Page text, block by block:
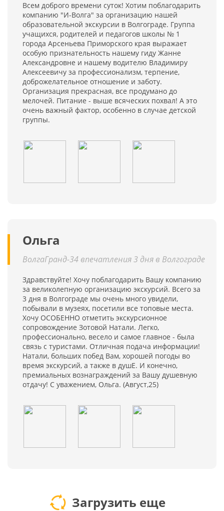
Всем доброго времени суток! Хотим поблагодарить
компанию "И-Волга" за организацию нашей
образовательной экскурсии в Волгограде. Группа
учащихся, родителей и педагогов школы № 1
города Арсеньева Приморского края выражает
особую признательность нашему гиду Жанне
Александровне и нашему водителю Владимиру
Алексеевичу за профессионализм, терпение,
доброжелательное отношение и заботу.
Организация прекрасная, все продумано до
мелочей. Питание - выше всяческих похвал! А это
очень важный фактор, особенно в случае детской
группы.
Ольга
ВолгаГранд-34 впечатления 3 дня в Волгограде
Здравствуйте! Хочу поблагодарить Вашу компанию
за великолепную организацию экскурсий. Всего за
3 дня в Волгограде мы очень много увидели,
побывали в музеях, посетили все топовые места.
Хочу ОСОБЕННО отметить экскурсионное
сопровождение Зотовой Натали. Легко,
профессионально, весело и самое главное - была
связь с туристами. Отличная подача информации!
Натали, больших побед Вам, хорошей погоды во
время экскурсий, а также в душЕ. И конечно,
премиальных вознаграждений за Вашу душевную
отдачу! С уважением, Ольга. (Август,25)
Загрузить еще